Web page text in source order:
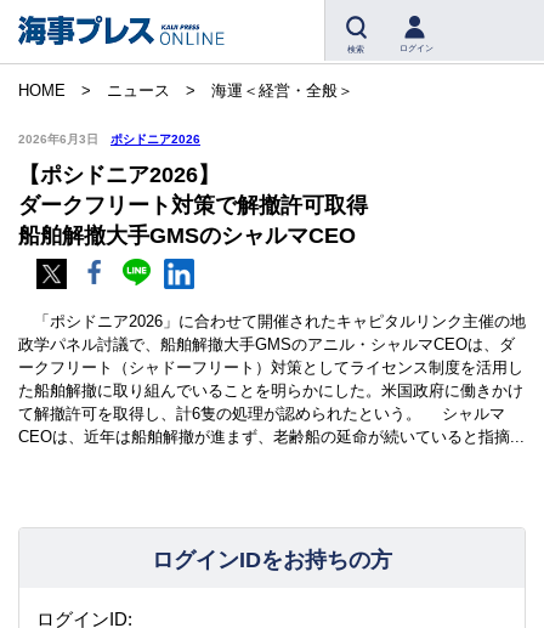
検索 ログイン
HOME ニュース 海運＜経営・全般＞
2026年6月3日 ポシドニア2026
【ポシドニア2026】
ダークフリート対策で解撤許可取得
船舶解撤大手GMSのシャルマCEO
「ポシドニア2026」に合わせて開催されたキャピタルリンク主催の地
政学パネル討議で、船舶解撤大手GMSのアニル・シャルマCEOは、ダ
ークフリート（シャドーフリート）対策としてライセンス制度を活用し
た船舶解撤に取り組んでいることを明らかにした。米国政府に働きかけ
て解撤許可を取得し、計6隻の処理が認められたという。 シャルマ
CEOは、近年は船舶解撤が進まず、老齢船の延命が続いていると指摘...
ログインIDをお持ちの方
ログインID: